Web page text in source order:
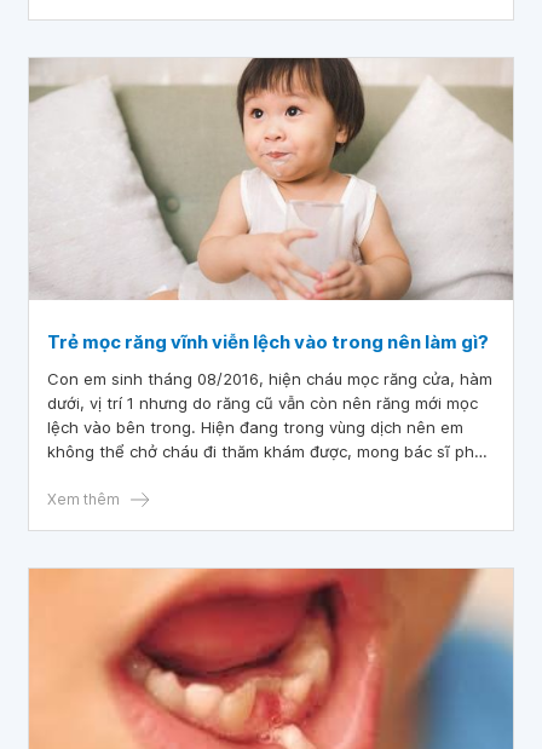
Trẻ mọc răng vĩnh viễn lệch vào trong nên làm gì?
Con em sinh tháng 08/2016, hiện cháu mọc răng cửa, hàm
dưới, vị trí 1 nhưng do răng cũ vẫn còn nên răng mới mọc
lệch vào bên trong. Hiện đang trong vùng dịch nên em
không thể chở cháu đi thăm khám được, mong bác sĩ phản
Xem thêm